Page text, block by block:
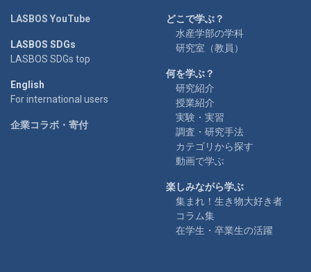
LASBOS YouTube
LASBOS SDGs
LASBOS SDGs top
English
For international users
企業コラボ・寄付
どこで学ぶ？
水産学部の学科
研究室（教員）
何を学ぶ？
研究紹介
授業紹介
実験・実習
調査・研究手法
カテゴリから探す
動画で学ぶ
楽しみながら学ぶ
集まれ！生き物大好き者
コラム集
在学生・卒業生の活躍